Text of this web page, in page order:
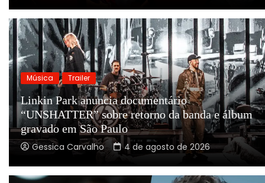
Música Trailer
Linkin Park anuncia documentário
“UNSHATTER” sobre retorno da banda e álbum
gravado em São Paulo
Gessica Carvalho 4 de agosto de 2026